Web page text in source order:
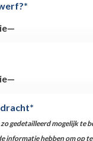
gedetailleerd mogelijk te
informatie hebben om op